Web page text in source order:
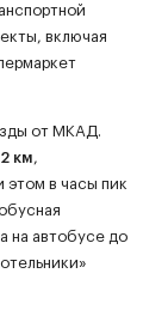
включая
от МКАД.
км
в часы пик
на автобусе до